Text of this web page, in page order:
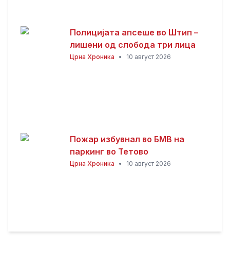
Полицијата апсеше во Штип –
лишени од слобода три лица
Црна Хроника • 10 август 2026
Пожар избувнал во БМВ на
паркинг во Тетово
Црна Хроника • 10 август 2026